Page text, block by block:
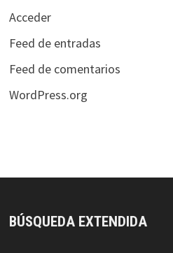
Acceder
Feed de entradas
Feed de comentarios
WordPress.org
BÚSQUEDA EXTENDIDA